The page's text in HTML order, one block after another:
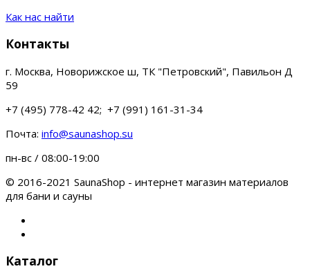
Как нас найти
Контакты
г. Москва, Новорижское ш, ТК "Петровский", Павильон Д
59
+7 (495) 778-42 42; +7 (991) 161-31-34
Почта: info@saunashop.su
пн-вс / 08:00-19:00
© 2016-2021 SaunaShop - интернет магазин материалов
для бани и сауны
Каталог